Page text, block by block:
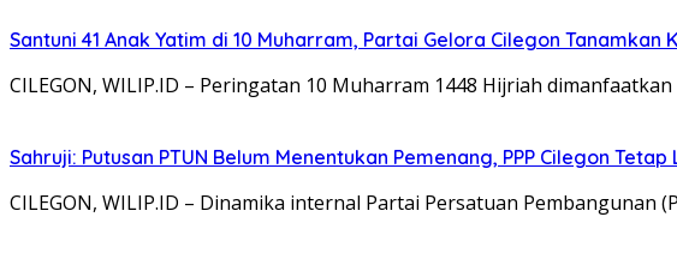
Santuni 41 Anak Yatim di 10 Muharram, Partai Gelora Cilegon
CILEGON, WILIP.ID – Peringatan 10 Muharram 1448 Hijriah
Sahruji: Putusan PTUN Belum Menentukan Pemenang, PPP Cilegon
CILEGON, WILIP.ID – Dinamika internal Partai Persatuan Pembangunan